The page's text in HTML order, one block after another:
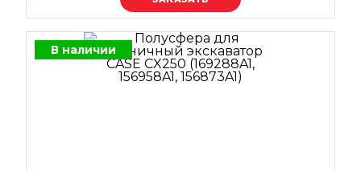
В наличии